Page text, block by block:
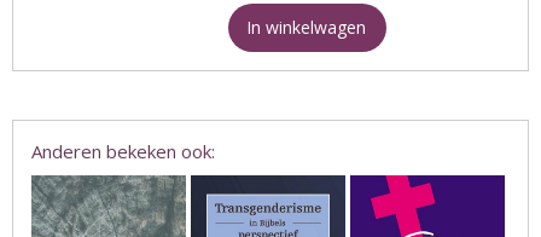
In winkelwagen
Anderen bekeken ook: